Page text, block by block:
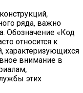
ряда, важно
Обозначение «Код
относится к
характеризующихся
внимание в
этих